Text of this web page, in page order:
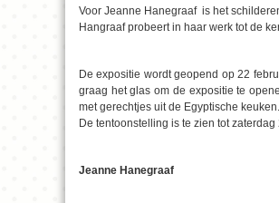
Voor Jeanne Hanegraaf is het
Hangraaf probeert in haar werk tot de
De expositie wordt geopend op 22
graag het glas om de expositie te
met gerechtjes uit de Egyptische keuken.
De tentoonstelling is te zien tot
Jeanne Hanegraaf